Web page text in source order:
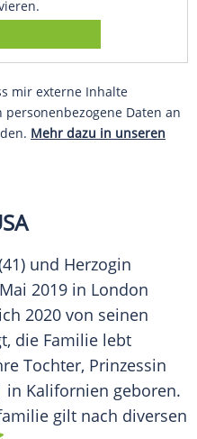
mir externe Inhalte
Daten an
Mehr dazu in unseren
und Herzogin
2019 in London
2020 von seinen
die Familie lebt
Tochter, Prinzessin
in Kalifornien geboren.
gilt nach diversen